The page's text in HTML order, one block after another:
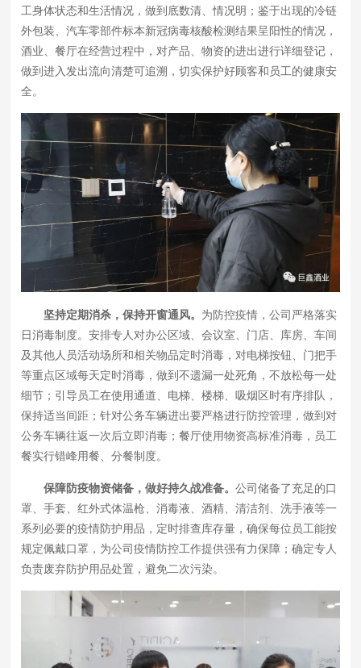
工身体状态和生活情况，做到底数清、情况明；鉴于出现的冷链
外包装、汽车零部件标本新冠病毒核酸检测结果呈阳性的情况，
酒业、餐厅在经营过程中，对产品、物资的进出进行详细登记，
做到进入发出流向清楚可追溯，切实保护好顾客和员工的健康安
全。
坚持定期消杀，保持开窗通风。 为防控疫情，公司严格落实
日消毒制度。安排专人对办公区域、会议室、门店、库房、车间
及其他人员活动场所和相关物品定时消毒，对电梯按钮、门把手
等重点区域每天定时消毒，做到不遗漏一处死角，不放松每一处
细节；引导员工在使用通道、电梯、楼梯、吸烟区时有序排队，
保持适当间距；针对公务车辆进出要严格进行防控管理，做到对
公务车辆往返一次后立即消毒；餐厅使用物资高标准消毒，员工
餐实行错峰用餐、分餐制度。
保障防疫物资储备，做好持久战准备。公司储备了充足的口
罩、手套、红外式体温枪、消毒液、酒精、清洁剂、洗手液等一
系列必要的疫情防护用品，定时排查库存量，确保每位员工能按
规定佩戴口罩，为公司疫情防控工作提供强有力保障；确定专人
负责废弃防护用品处置，避免二次污染。